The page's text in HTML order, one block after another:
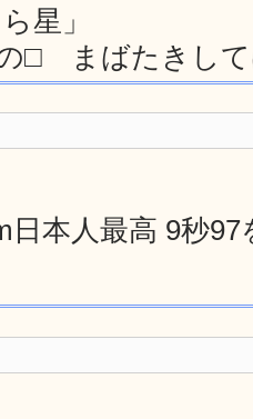
星」
□ まばたきして
本人最高 9秒97